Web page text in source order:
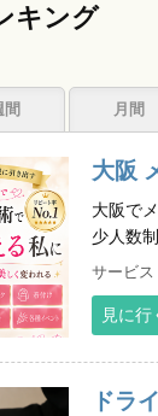
キング
間 月間
大阪
大阪で
少人数
サービス
見に行
ドラ